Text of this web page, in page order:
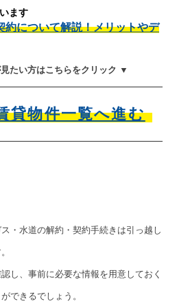
ます
約について解説！メリットやデ
たい方はこちらをクリック ▼
貸物件一覧へ進む
・水道の解約・契約手続きは引っ越し
し、事前に必要な情報を用意しておく
できるでしょう。